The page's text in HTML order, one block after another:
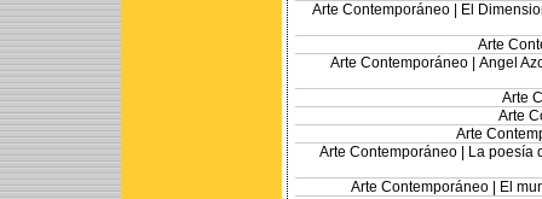
Arte Contemporáneo | El
Arte
Arte Contemporáneo | Angel
Arte
Arte
Arte
Arte Contemporáneo |
La poesía
Arte Contemporáneo |
El